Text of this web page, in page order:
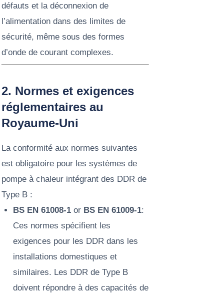
défauts et la déconnexion de
l’alimentation dans des limites de
sécurité, même sous des formes
d’onde de courant complexes.
2. Normes et exigences
réglementaires au
Royaume-Uni
La conformité aux normes suivantes
est obligatoire pour les systèmes de
pompe à chaleur intégrant des DDR de
Type B :
BS EN 61008-1or BS EN 61009-1:
Ces normes spécifient les
exigences pour les DDR dans les
installations domestiques et
similaires. Les DDR de Type B
doivent répondre à des capacités de